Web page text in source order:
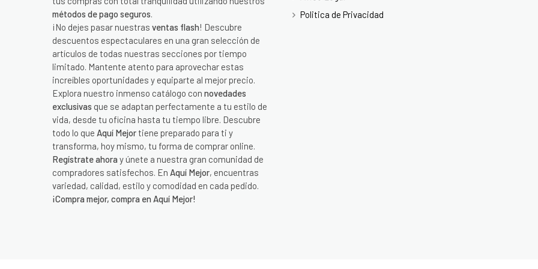
métodos de pago seguros.
¡No dejes pasar nuestras ventas flash! Descubre
descuentos espectaculares en una gran selección de
artículos de todas nuestras secciones por tiempo
limitado. Mantente atento para aprovechar estas
increíbles oportunidades y equiparte al mejor precio.
Explora nuestro inmenso catálogo con novedades
exclusivas que se adaptan perfectamente a tu estilo de
vida, desde tu oficina hasta tu tiempo libre. Descubre
todo lo que Aquí Mejortiene preparado para ti y
transforma, hoy mismo, tu forma de comprar online.
Regístrate ahora y únete a nuestra gran comunidad de
compradores satisfechos. En Aquí Mejor, encuentras
variedad, calidad, estilo y comodidad en cada pedido.
¡Compra mejor, compra en Aquí Mejor!
Politica de Privacidad